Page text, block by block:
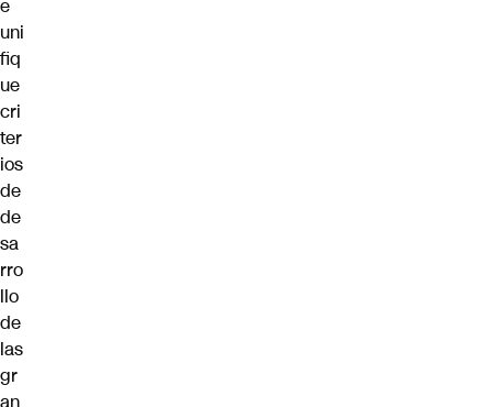
e
uni
fiq
ue
cri
ter
ios
de
de
sa
rro
llo
de
las
gr
an